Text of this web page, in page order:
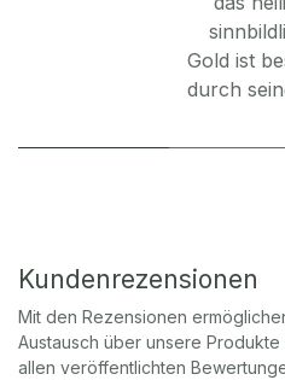
Gold ist
durch
Kundenrezensionen
Mit den Rezensionen
Austausch über unsere
allen veröffentlichten